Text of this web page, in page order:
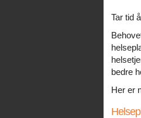
Tar tid
bedre
Her er